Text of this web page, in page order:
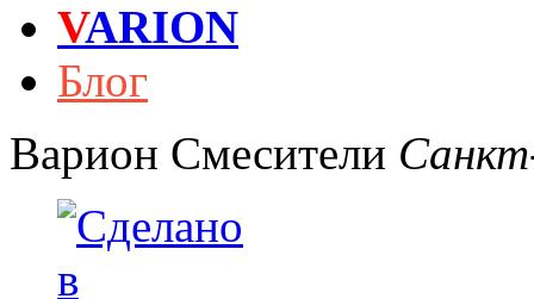
VARION
Блог
Варион Смесители